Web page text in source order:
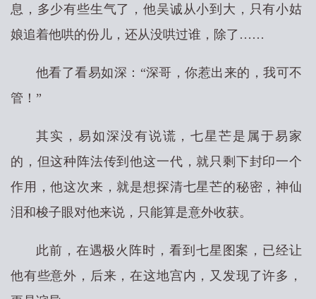
息，多少有些生气了，他吴诚从小到大，只有小姑
娘追着他哄的份儿，还从没哄过谁，除了……
他看了看易如深：“深哥，你惹出来的，我可不
管！”
其实，易如深没有说谎，七星芒是属于易家
的，但这种阵法传到他这一代，就只剩下封印一个
作用，他这次来，就是想探清七星芒的秘密，神仙
泪和梭子眼对他来说，只能算是意外收获。
此前，在遇极火阵时，看到七星图案，已经让
他有些意外，后来，在这地宫内，又发现了许多，